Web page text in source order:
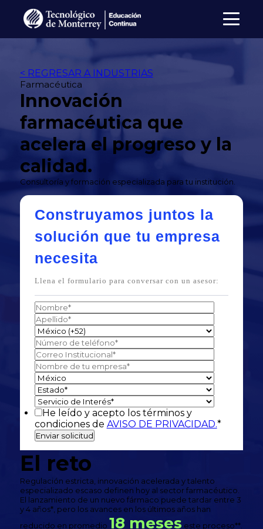
< REGRESAR A INDUSTRIAS
Farmacéutica
Innovación
farmacéutica que
acelera el progreso y la
calidad.
Consultoría y formación especializada para tu institución.
Construyamos juntos la
solución que tu empresa
necesita
Llena el formulario para conversar con un asesor:
He leído y acepto los términos y
condiciones de AVISO DE PRIVACIDAD.*
El reto
Regulación estricta, innovación acelerada y talento
especializado escaso definen hoy al sector farmacéutico.
El lanzamiento de un nuevo fármaco puede tardar entre 3
y 4 años*, pero los avances en los últimos años han
reducido en promedio 18 meses este proceso**.